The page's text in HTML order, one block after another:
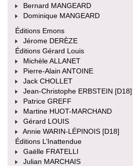
Bernard MANGEARD
Dominique MANGEARD
Éditions Emons
Jérome DERÈZE
Éditions Gérard Louis
Michèle ALLANET
Pierre-Alain ANTOINE
Jack CHOLLET
Jean-Christophe ERBSTEIN [D18]
Patrice GREFF
Martine HUOT-MARCHAND
Gérard LOUIS
Annie WARIN-LÉPINOIS [D18]
Éditions L’Inattendue
Gaëlle FRATELLI
Julian MARCHAIS